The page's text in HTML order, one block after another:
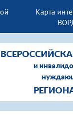
Карта
и